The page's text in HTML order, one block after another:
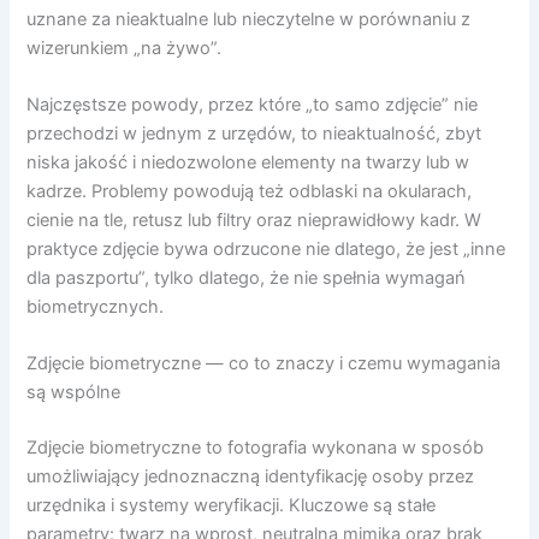
uznane za nieaktualne lub nieczytelne w porównaniu z
wizerunkiem „na żywo”.
Najczęstsze powody, przez które „to samo zdjęcie” nie
przechodzi w jednym z urzędów, to nieaktualność, zbyt
niska jakość i niedozwolone elementy na twarzy lub w
kadrze. Problemy powodują też odblaski na okularach,
cienie na tle, retusz lub filtry oraz nieprawidłowy kadr. W
praktyce zdjęcie bywa odrzucone nie dlatego, że jest „inne
dla paszportu”, tylko dlatego, że nie spełnia wymagań
biometrycznych.
Zdjęcie biometryczne — co to znaczy i czemu wymagania
są wspólne
Zdjęcie biometryczne to fotografia wykonana w sposób
umożliwiający jednoznaczną identyfikację osoby przez
urzędnika i systemy weryfikacji. Kluczowe są stałe
parametry: twarz na wprost, neutralna mimika oraz brak